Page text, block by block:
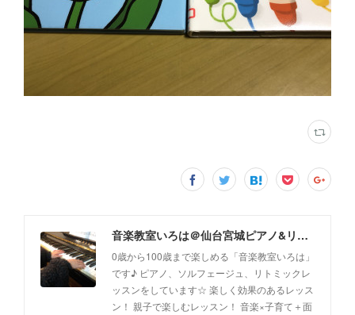
音楽教室いろは＠仙台宮城ピアノ&リトミック(出張レッスン、オンラインレッスン対応)
0歳から100歳まで楽しめる「音楽教室いろは」
です♪ ピアノ、ソルフェージュ、リトミックレ
ッスンをしています☆ 楽しく効果のあるレッス
ン！ 親子で楽しむレッスン！ 音楽×子育て＋面